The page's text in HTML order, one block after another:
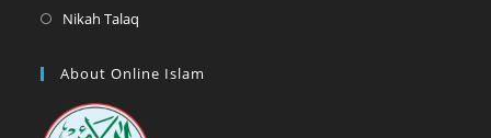
tab
in
new
Nikah Talaq
a
tab
About Online Islam